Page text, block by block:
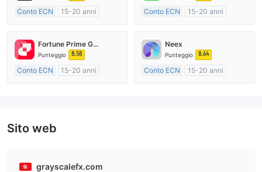
Conto ECN
15-20 anni
Market Making (MM)
Etichetta principale MT4
Conto ECN
15-20 anni
Market Making (MM)
Etichetta principale MT4
Fortune Prime Global
Punteggio 8.58
Conto ECN
15-20 anni
Neex
Punteggio 8.64
Conto ECN
15-20 anni
Sito web
grayscalefx.com